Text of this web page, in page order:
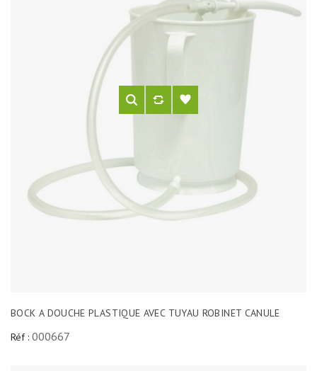
BOCK A DOUCHE PLASTIQUE AVEC TUYAU ROBINET CANULE
Réf : 000667